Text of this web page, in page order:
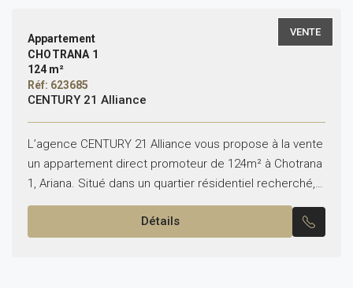
VENTE
Appartement
CHOTRANA 1
124 m²
Réf: 623685
CENTURY 21 Alliance
L’agence CENTURY 21 Alliance vous propose à la vente
un appartement direct promoteur de 124m² à Chotrana
1, Ariana. Situé dans un quartier résidentiel recherché,
cet appartement de haut standing, construit en...
Détails